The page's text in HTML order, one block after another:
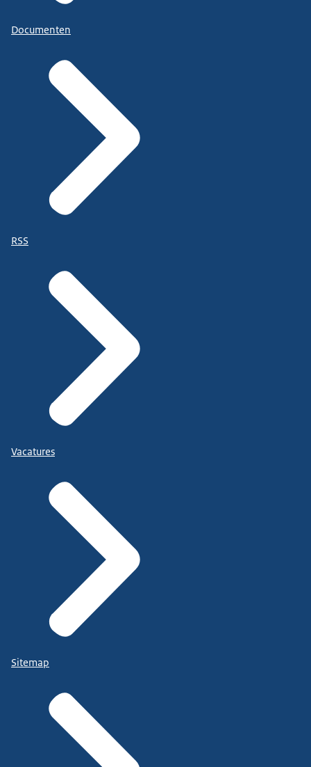
Documenten
RSS
Vacatures
Sitemap